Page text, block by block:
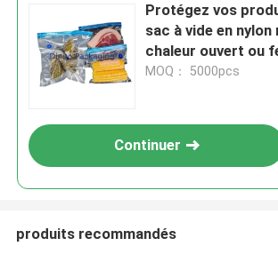
Protégez vos
sac à vide en
chaleur ouvert ou
fermeture à
MOQ： 5000pcs
Continuer
produits recommandés